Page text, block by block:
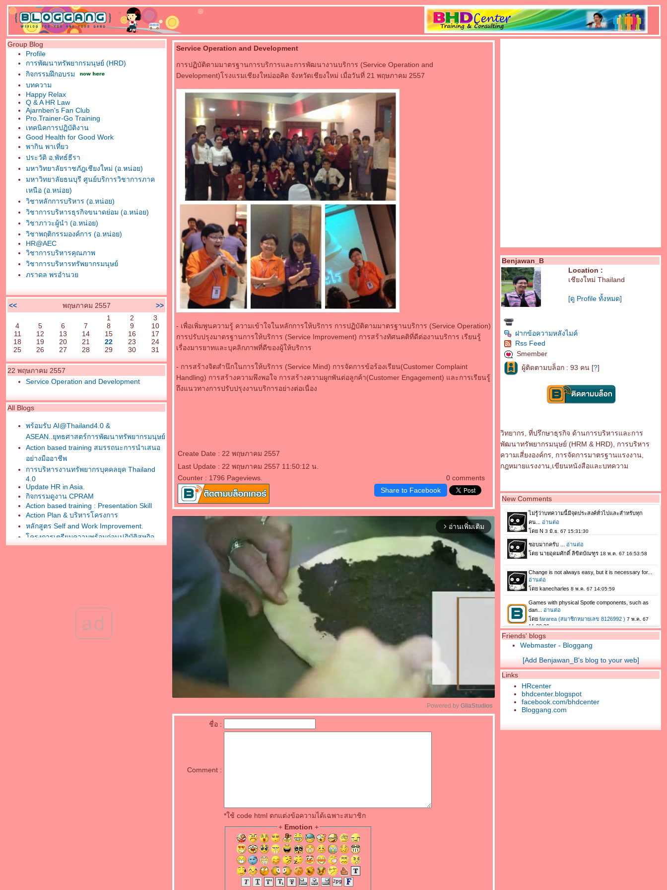
Group Blog
Profile
การพัฒนาทรัพยากรมนุษย์ (HRD)
กิจกรรมฝึกอบรม
บทความ
Happy Relax
Q & A HR Law
Ajarnben's Fan Club
Pro.Trainer-Go Training
เทคนิคการปฏิบัติงาน
Good Health for Good Work
พากิน พาเที่ยว
ประวัติ อ.พัทธ์ธีรา
มหาวิทยาลัยราชภัฎเชียงใหม่ (อ.หน่อย)
มหาวิทยาลัยธนบุรี ศูนย์บริการวิชาการภาค
เหนือ (อ.หน่อย)
วิชาหลักการบริหาร (อ.หน่อย)
วิชาการบริหารธุรกิจขนาดย่อม (อ.หน่อย)
วิชาภาวะผู้นำ (อ.หน่อย)
วิชาพฤติกรรมองค์การ (อ.หน่อย)
HR@AEC
วิชาการบริหารคุณภาพ
วิชาการบริหารทรัพยากรมนุษย์
ภราดล พรอำนว
<< พฤษภาคม 2557
>>
1
2
3
4
5 6 7 8 9
10
11
12 13 14 15 16
17
18
19 20 21 22 23
24
25
26 27 28 29 30 31
22 พฤษภาคม 2557
Service Operation and Development
All Blogs
พร้อมรับ AI@Thailand4.0 &
ASEAN..ยุทธศาสตร์การพัฒนาทรัพยากรมนุษย์
Action based training สมรรถนะการนำเสนอ
อย่างมืออาชีพ
การบริหารงานทรัพยากรบุคคลยุค Thailand
4.0
Update HR in Asia.
กิจกรรมดูงาน CPRAM
Action based training : Presentation Skill
Action Plan & บริหารโครงการ
หลักสูตร Self and Work Improvement.
ครงการเตรียมความพร้อมก่อนปฏิบัติสหกิจ
ศึกษา
กิจกรรม HR North Forum ครั้งที่ 5
professional training+action
กิจกรรมเพิ่มทักษะการติดต่อสื่อสาร
ad
Service Operation and Development
การปฏิบัติตามมาตรฐานการบริการและการพัฒนางานบริการ (Service Operation and
Development)โรงแรมเชียงใหม่ออคิด จังหวัดเชียงใหม่ เมื่อวันที่ 21 พฤษภาคม 2557
- เพื่อเพิ่มพูนความรู้ ความเข้าใจในหลักการให้บริการ การปฏิบัติตามมาตรฐานบริการ (Service Operation)
การปรับปรุงมาตรฐานการให้บริการ (Service Improvement) การสร้างทัศนคติที่ดีต่องานบริการ เรียนรู้
เรื่องมารยาทและบุคลิกภาพที่ดีของผู้ให้บริการ
- การสร้างจิตสำนึกในการให้บริการ (Service Mind) การจัดการข้อร้องเรียน(Customer Complaint
Handling) การสร้างความพึงพอใจ การสร้างความผูกพันต่อลูกค้า(Customer Engagement) และการเรียนรู้
ถึงแนวทางการปรับปรุงงานบริการอย่างต่อเนื่อง
Create Date : 22 พฤษภาคม 2557
0 comments
Last Update : 22 พฤษภาคม 2557 11:50:12 น.
Counter : 1796 Pageviews.
Share to Facebook
arrow_forward_ios อ่านเพิ่มเติม
Powered by GliaStudios
ชื่อ :
Comment :
*ใช้ code html ตกแต่งข้อความได้เฉพาะสมาชิก
+ Emotion +
Benjawan_B
Location :
เชียงใหม่ Thailand
[ดู Profile ทั้งหมด]
ฝากข้อความหลังไมค์
Rss Feed
Smember
ผู้ติดตามบล็อก : 93 คน [?]
วิทยากร, ที่ปรึกษาธุรกิจ ด้านการบริหารและการ
พัฒนาทรัพยากรมนุษย์ (HRM & HRD), การบริหาร
ความเสี่ยงองค์กร, การจัดการมาตรฐานแรงงาน,
กฎหมายแรงงาน,เขียนหนังสือและบทความ
New Comments
Friends' blogs
Webmaster - Bloggang
[Add Benjawan_B's blog to your web]
Links
HRcenter
bhdcenter.blogspot
facebook.com/bhdcenter
Bloggang.com